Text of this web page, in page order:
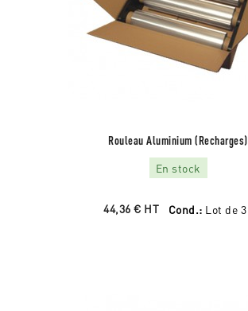
Rouleau Aluminium (recharges)
En stock
44,36 € HT Cond.: Lot de 3